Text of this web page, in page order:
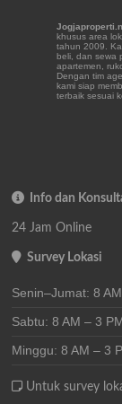
khusus area
tahun 2009.
beli, dan sewa
apartemen,
Dengan tim
kami siap
terbaik sesuai
Info dan
24 Jam Online
Survey Lokasi
Senin–Jumat: 8
Sabtu: 8 AM – 3
Minggu: 8 AM – 3
Untuk survey